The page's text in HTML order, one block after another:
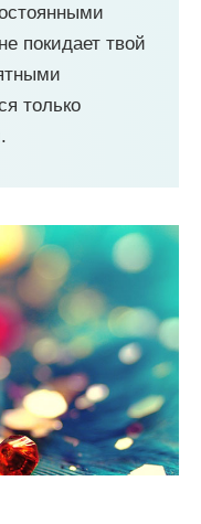
покидает твой
только